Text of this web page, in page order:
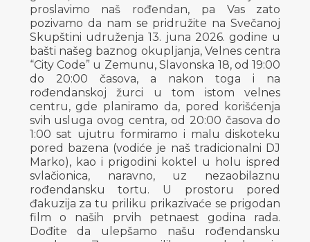
proslavimo naš rođendan, pa Vas zato
pozivamo da nam se pridružite na Svečanoj
Skupštini udruženja 13. juna 2026. godine u
bašti našeg baznog okupljanja, Velnes centra
“City Code” u Zemunu, Slavonska 18, od 19:00
do 20:00 časova, a nakon toga i na
rođendanskoj žurci u tom istom velnes
centru, gde planiramo da, pored korišćenja
svih usluga ovog centra, od 20:00 časova do
1:00 sat ujutru formiramo i malu diskoteku
pored bazena (vodiće je naš tradicionalni DJ
Marko), kao i prigodini koktel u holu ispred
svlačionica, naravno, uz nezaobilaznu
rođendansku tortu. U prostoru pored
đakuzija za tu priliku prikazivaće se prigodan
film o naših prvih petnaest godina rada.
Dođite da ulepšamo našu rođendansku